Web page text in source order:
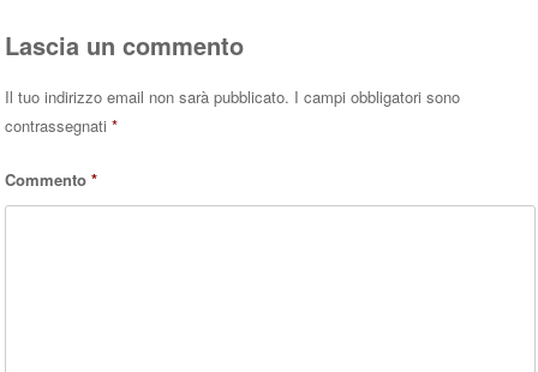
Lascia un commento
Il tuo indirizzo email non sarà pubblicato. I campi obbligatori sono
contrassegnati*
Commento*